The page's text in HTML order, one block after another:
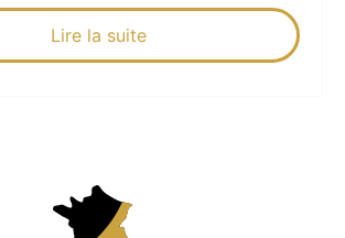
Lire la suite